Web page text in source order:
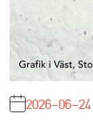
2026-06-24